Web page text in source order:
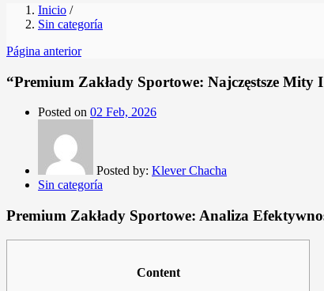
Inicio /
Sin categoría
Página anterior
“Premium Zakłady Sportowe: Najczęstsze Mity
Posted on 02 Feb, 2026
Posted by: Klever Chacha
Sin categoría
Premium Zakłady Sportowe: Analiza
Content